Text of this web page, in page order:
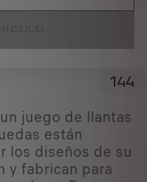
144
juego de llantas
están
los diseños de su
y fabrican para